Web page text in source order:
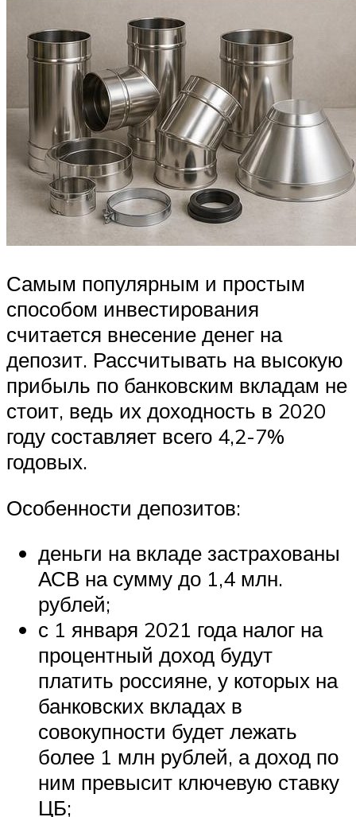
Самым популярным и простым
способом инвестирования
считается внесение денег на
депозит. Рассчитывать на высокую
прибыль по банковским вкладам не
стоит, ведь их доходность в 2020
году составляет всего 4,2-7%
годовых.
Особенности депозитов:
деньги на вкладе застрахованы
АСВ на сумму до 1,4 млн.
рублей;
с 1 января 2021 года налог на
процентный доход будут
платить россияне, у которых на
банковских вкладах в
совокупности будет лежать
более 1 млн рублей, а доход по
ним превысит ключевую ставку
ЦБ;